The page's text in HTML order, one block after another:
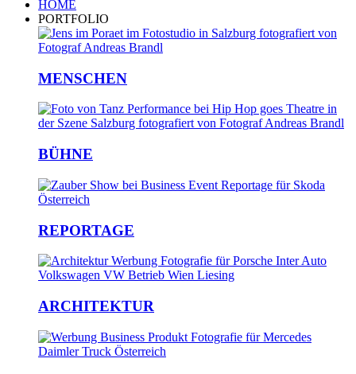
HOME
PORTFOLIO
MENSCHEN
BÜHNE
REPORTAGE
ARCHITEKTUR